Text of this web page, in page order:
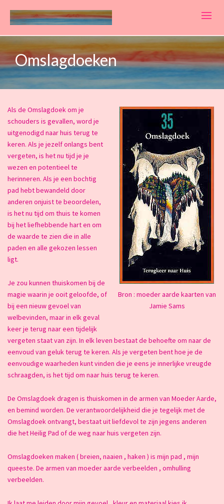
Omslagdoeken
Bron : moeder aarde kaarten van
Jamie Sams
Als de Omslagdoek om je
schouders is gevallen, word je
uitgenodigd naar huis terug te
keren. Als je jezelf onlangs bent
vergeten, is het nu tijd je je
wezen en potentieel te
herinneren. Als je een bochtig
pad hebt bewandeld door
anderen onjuist te beoordelen,
is het nu tijd om thuis te komen
bij het liefhebbende hart en om
de waarde te zien die in alle
paden en alle gekozen lessen
ligt.
Je zou kunnen thuiskomen bij de
magie waarin je ooit geloofde, of
bij een nieuw gevoel van
welbevinden, maar in elk geval
keer je terug naar een tijdelijk
vergeten staat van zijn. In elk leven bestaat de behoefte om naar de
eenvoud van geluk terug te keren. Als je vergeten bent hoe je de
eenvoudige waarheden kunt vinden die je eens je innerlijke vreugde
schraagden, is het tijd om naar huis terug te keren.
De Omslagdoek dragen is thuiskomen in de armen van Moeder Aarde,
en bemind worden. De verantwoordelijkheid die je tegelijk met de
Omslagdoek ontvangt, bestaat uit liefdevol te zijn jegens anderen
die het Heilig Pad of de weg naar huis vergeten zijn.
Omslagdoeken maken ( breien, naaien , haken ) is mijn pad , mijn
queeste. De armen van moeder aarde verbeelden , omhulling
verbeelden.